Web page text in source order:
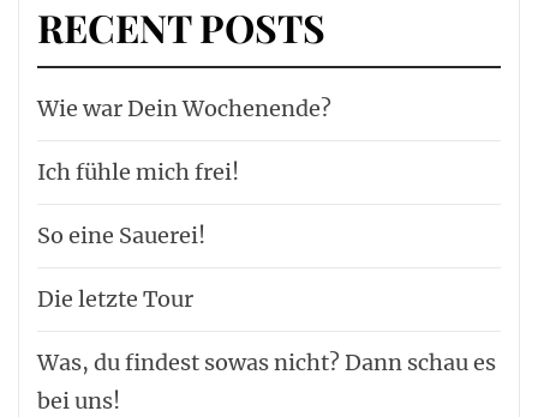
RECENT POSTS
Wie war Dein Wochenende?
Ich fühle mich frei!
So eine Sauerei!
Die letzte Tour
Was, du findest sowas nicht? Dann schau es
bei uns!